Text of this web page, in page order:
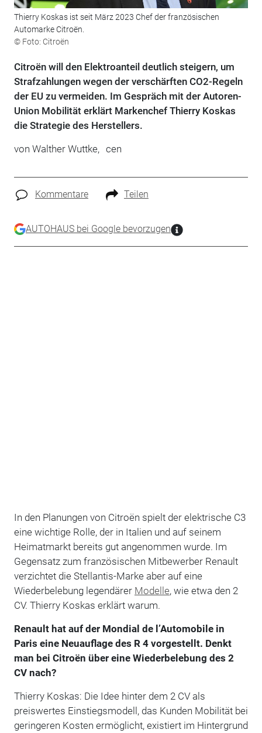
Thierry Koskas ist seit März 2023 Chef der französischen
Automarke Citroën.
© Foto: Citroën
Citroën will den Elektroanteil deutlich steigern, um
Strafzahlungen wegen der verschärften CO2-Regeln
der EU zu vermeiden. Im Gespräch mit der Autoren-
Union Mobilität erklärt Markenchef Thierry Koskas
die Strategie des Herstellers.
von Walther Wuttke, cen
Kommentare Teilen
AUTOHAUS bei Google bevorzugen
In den Planungen von Citroën spielt der elektrische C3
eine wichtige Rolle, der in Italien und auf seinem
Heimatmarkt bereits gut angenommen wurde. Im
Gegensatz zum französischen Mitbewerber Renault
verzichtet die Stellantis-Marke aber auf eine
Wiederbelebung legendärer Modelle, wie etwa den 2
CV. Thierry Koskas erklärt warum.
Renault hat auf der Mondial de l’Automobile in
Paris eine Neuauflage des R 4 vorgestellt. Denkt
man bei Citroën über eine Wiederbelebung des 2
CV nach?
Thierry Koskas: Die Idee hinter dem 2 CV als
preiswertes Einstiegsmodell, das Kunden Mobilität bei
geringeren Kosten ermöglicht, existiert im Hintergrund